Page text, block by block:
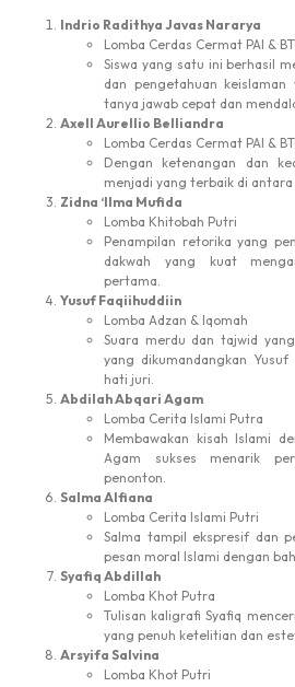
Indrio Radithya Javas Nararya
Lomba Cerdas Cermat PAI &
Siswa yang satu ini berhasil
dan pengetahuan
tanya jawab cepat dan
Axell Aurellio Belliandra
Lomba Cerdas Cermat PAI &
Dengan ketenangan dan
menjadi yang terbaik di
Zidna ‘Ilma Mufida
Lomba Khitobah Putri
Penampilan retorika yang
dakwah yang kuat
pertama.
Yusuf Faqiihuddiin
Lomba Adzan & Iqomah
Suara merdu dan tajwid
yang dikumandangkan
hati juri.
Abdilah Abqari Agam
Lomba Cerita Islami Putra
Membawakan kisah Islami
Agam sukses menarik
penonton.
Salma Alfiana
Lomba Cerita Islami Putri
Salma tampil ekspresif dan
pesan moral Islami dengan
Syafiq Abdillah
Lomba Khot Putra
Tulisan kaligrafi Syafiq
yang penuh ketelitian dan
Arsyifa Salvina
Lomba Khot Putri